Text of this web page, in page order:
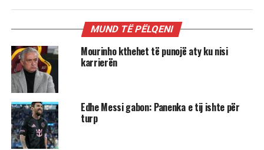
MUND TË PËLQENI
Mourinho kthehet të punojë aty ku nisi
karrierën
Edhe Messi gabon: Panenka e tij ishte për
turp